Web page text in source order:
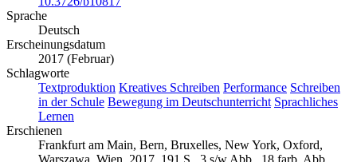
Sprache
Deutsch
Erscheinungsdatum
2017 (Februar)
Schlagworte
Textproduktion Kreatives Schreiben Performance Schreiben
in der Schule Bewegung im Deutschunterricht Sprachliches
Lernen
Erschienen
Frankfurt am Main, Bern, Bruxelles, New York, Oxford,